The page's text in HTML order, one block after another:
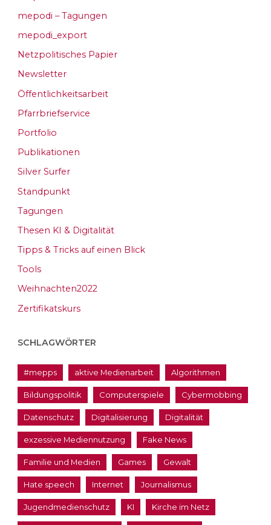
mepodi – Tagungen
mepodi_export
Netzpolitisches Papier
Newsletter
Öffentlichkeitsarbeit
Pfarrbriefservice
Portfolio
Publikationen
Silver Surfer
Standpunkt
Tagungen
Thesen KI & Digitalität
Tipps & Tricks auf einen Blick
Tools
Weihnachten2022
Zertifikatskurs
SCHLAGWÖRTER
#mepps aktive Medienarbeit Algorithmen
Bildungspolitik Computerspiele Cybermobbing
Datenschutz Digitalisierung Digitalität
exzessive Mediennutzung Fake News
Familie und Medien Games Gewalt
Hate speech Internet Journalismus
Jugendmedienschutz KI Kirche im Netz